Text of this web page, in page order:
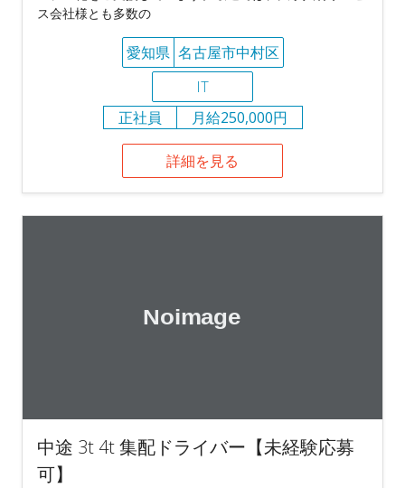
ス会社様とも多数の
愛知県 名古屋市中村区
IT
正社員
月給250,000円
詳細を見る
中途 3t 4t 集配ドライバー【未経験応募
可】